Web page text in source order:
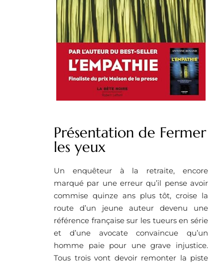
Présentation de Fermer
les yeux
Un enquêteur à la retraite, encore
marqué par une erreur qu’il pense avoir
commise quinze ans plus tôt, croise la
route d’un jeune auteur devenu une
référence française sur les tueurs en série
et d’une avocate convaincue qu’un
homme paie pour une grave injustice.
Tous trois vont devoir remonter la piste